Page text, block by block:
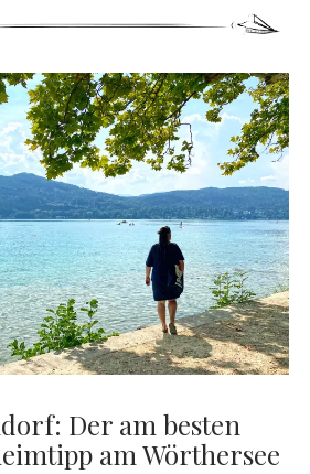
REISEVIDEOS
REISESPECIALS
DEN REISEBLOG Menü
öffnen
IMPRESSUM
ÜBER DIE AUTORIN
Menü
öffnen
VITA
PRESSE & MEDIEN
MEDIADATEN
facebook
pinterestyoutubeinstagram
Der am besten
am Wörthersee